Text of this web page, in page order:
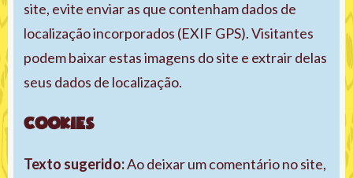
site, evite enviar as que contenham dados de
localização incorporados (EXIF GPS). Visitantes
podem baixar estas imagens do site e extrair delas
seus dados de localização.
Cookies
Texto sugerido:Ao deixar um comentário no site,